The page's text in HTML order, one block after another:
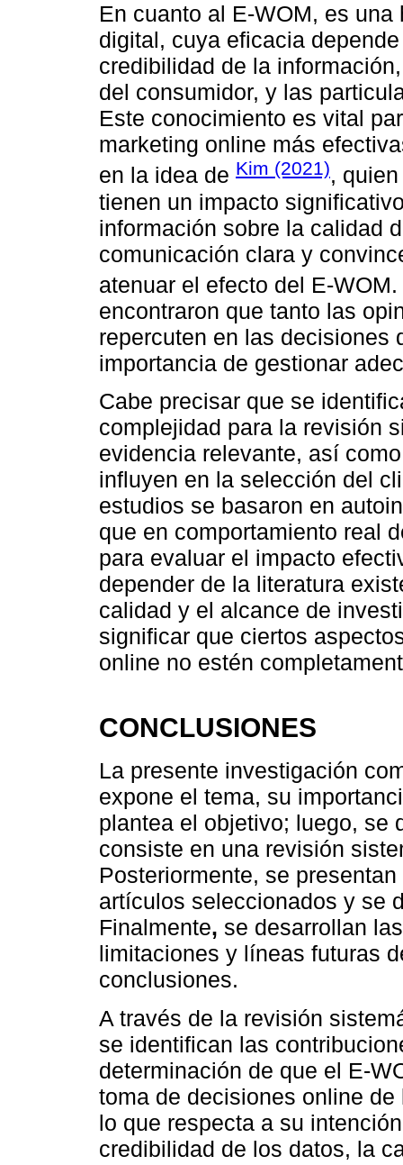
En cuanto al E-WOM, es
digital, cuya eficacia
credibilidad de la
del consumidor, y las
Este conocimiento es vital
marketing online más
en la idea de Kim (2021),
tienen un impacto
información sobre la calidad
comunicación clara y
atenuar el efecto del E-
encontraron que tanto las
repercuten en las decisiones
importancia de gestionar
Cabe precisar que se
complejidad para la revisión
evidencia relevante, así
influyen en la selección del
estudios se basaron en
que en comportamiento real
para evaluar el impacto
depender de la literatura
calidad y el alcance de
significar que ciertos
online no estén
CONCLUSIONES
La presente investigación
expone el tema, su
plantea el objetivo; luego, se
consiste en una revisión
Posteriormente, se
artículos seleccionados y se
Finalmente, se desarrollan
limitaciones y líneas futuras
conclusiones.
A través de la revisión
se identifican las
determinación de que el E-
toma de decisiones online
lo que respecta a su
credibilidad de los datos, la